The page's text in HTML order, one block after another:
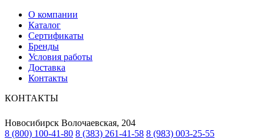
О компании
Каталог
Сертификаты
Бренды
Условия работы
Доставка
Контакты
КОНТАКТЫ
Новосибирск Волочаевская, 204
8 (800) 100-41-80 8 (383) 261-41-58 8 (983) 003-25-55